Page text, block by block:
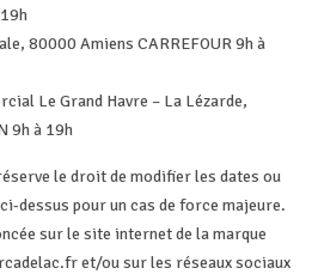
80000 Amiens CARREFOUR 9h à
Le Grand Havre – La Lézarde,
9h à 19h
le droit de modifier les dates ou
dessus pour un cas de force majeure.
sur le site internet de la marque
et/ou sur les réseaux sociaux